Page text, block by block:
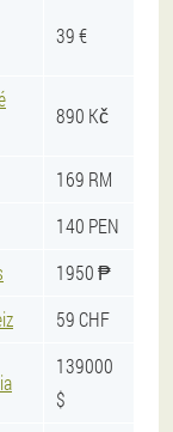
39 €
890 Kč
169 RM
140 PEN
1950 ₱
59 CHF
139000
$